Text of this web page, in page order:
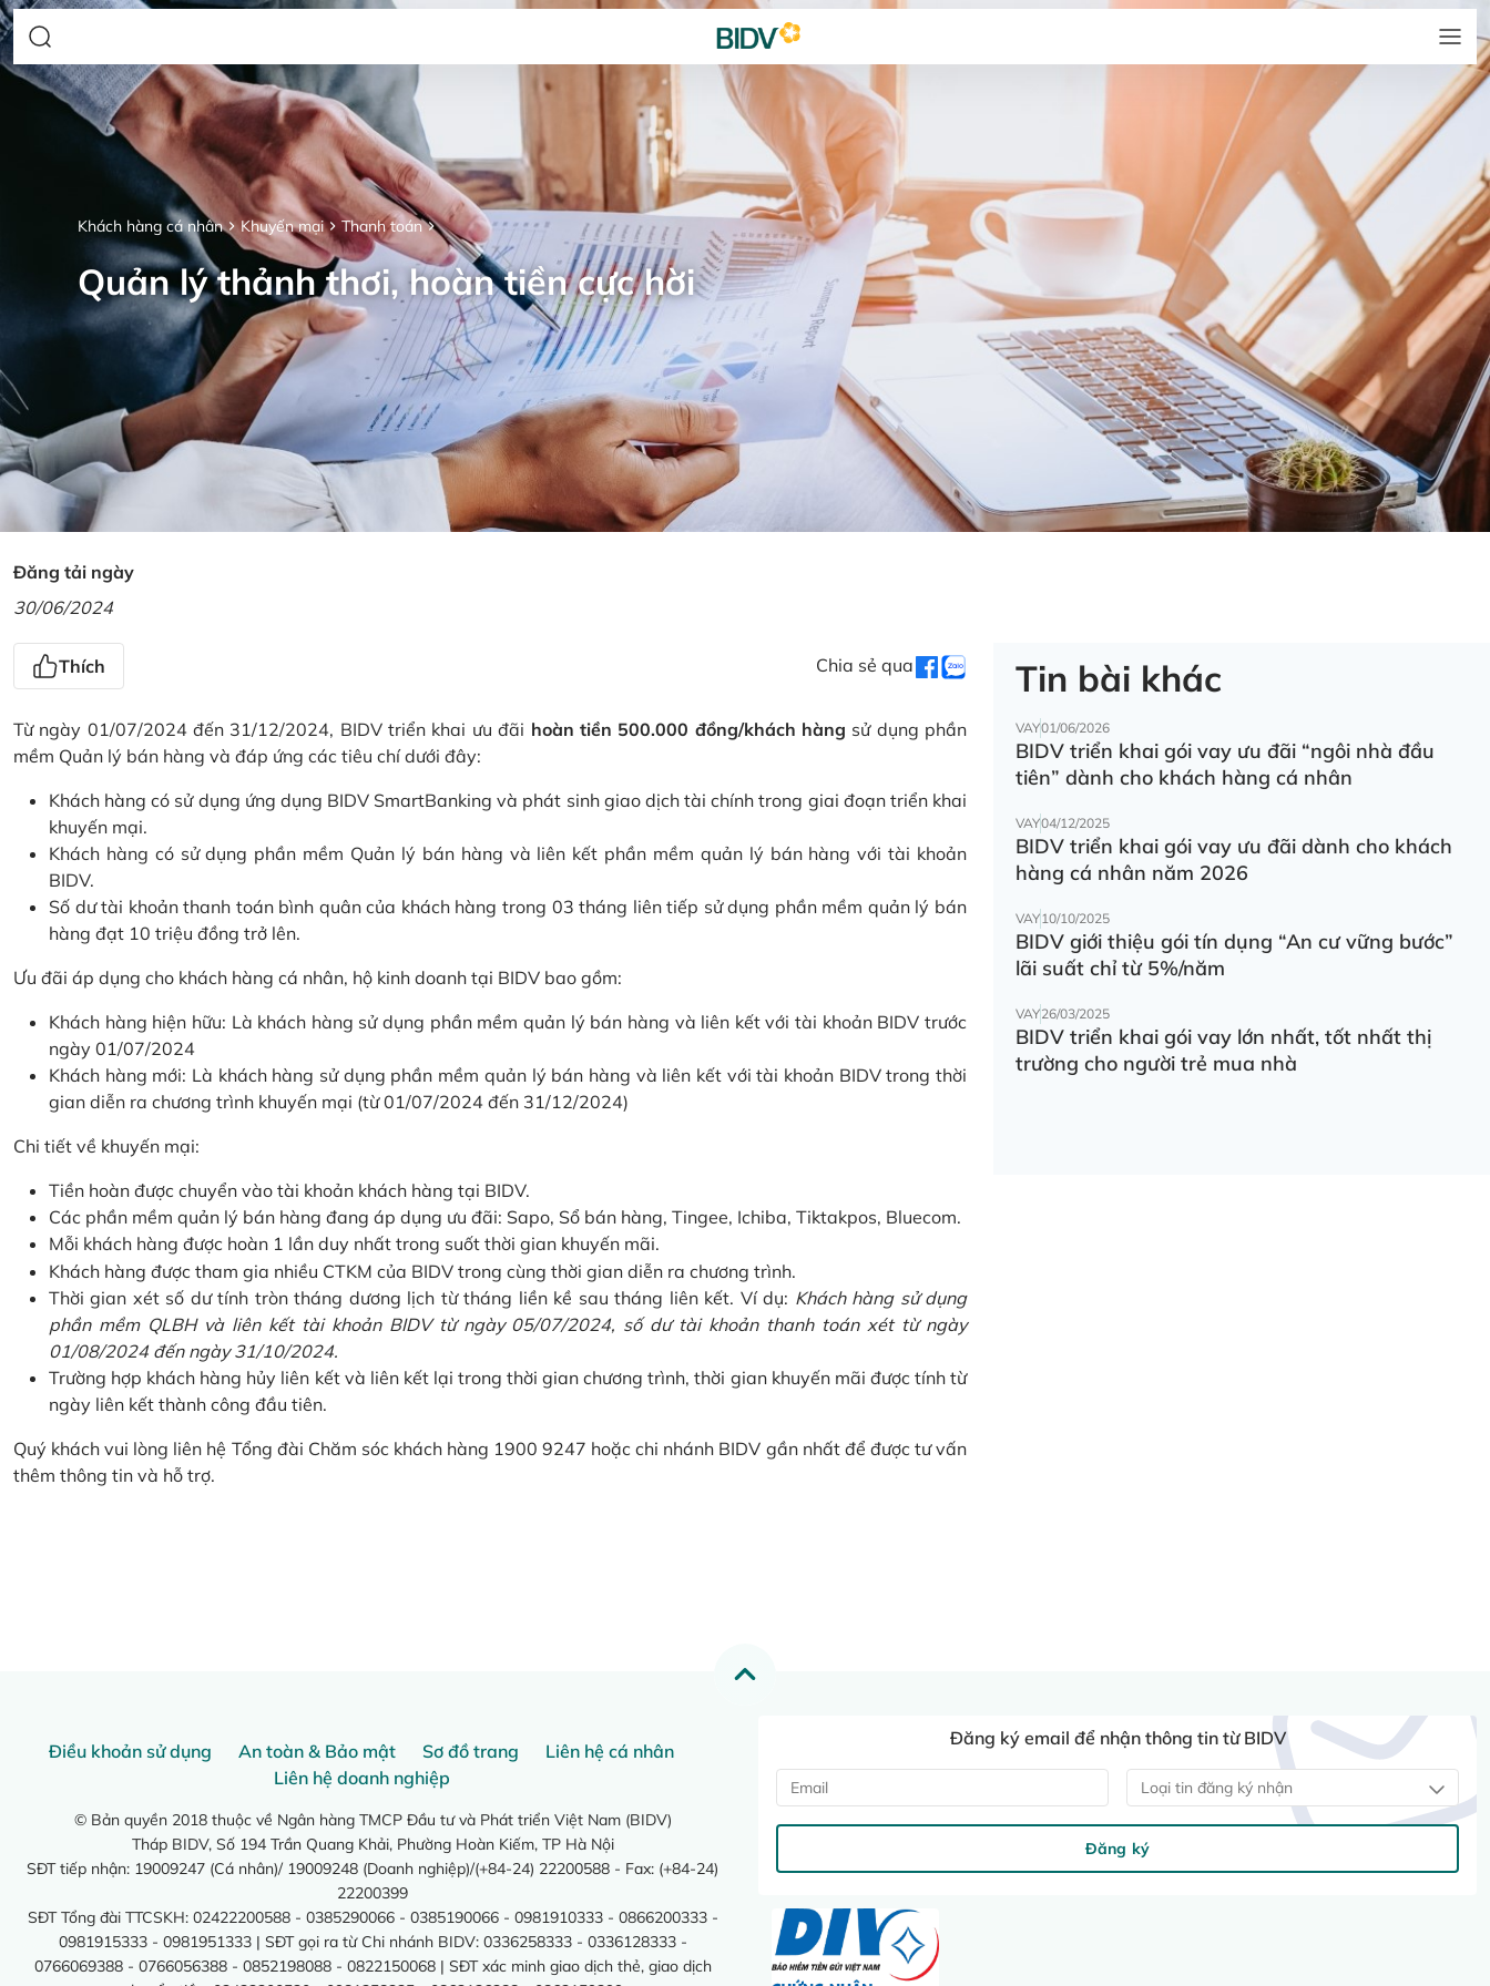
Khách hàng cá nhân Khuyến mại Thanh toán
Quản lý thảnh thơi, hoàn tiền cực hời
Đăng tải ngày
30/06/2024
Thích Chia sẻ qua
Từ ngày 01/07/2024 đến 31/12/2024, BIDV triển khai ưu đãi hoàn tiền 500.000 đồng/khách hàng sử dụng phần
mềm Quản lý bán hàng và đáp ứng các tiêu chí dưới đây:
Khách hàng có sử dụng ứng dụng BIDV SmartBanking và phát sinh giao dịch tài chính trong giai đoạn triển khai
khuyến mại.
Khách hàng có sử dụng phần mềm Quản lý bán hàng và liên kết phần mềm quản lý bán hàng với tài khoản
BIDV.
Số dư tài khoản thanh toán bình quân của khách hàng trong 03 tháng liên tiếp sử dụng phần mềm quản lý bán
hàng đạt 10 triệu đồng trở lên.
Ưu đãi áp dụng cho khách hàng cá nhân, hộ kinh doanh tại BIDV bao gồm:
Khách hàng hiện hữu: Là khách hàng sử dụng phần mềm quản lý bán hàng và liên kết với tài khoản BIDV trước
ngày 01/07/2024
Khách hàng mới: Là khách hàng sử dụng phần mềm quản lý bán hàng và liên kết với tài khoản BIDV trong thời
gian diễn ra chương trình khuyến mại (từ 01/07/2024 đến 31/12/2024)
Chi tiết về khuyến mại:
Tiền hoàn được chuyển vào tài khoản khách hàng tại BIDV.
Các phần mềm quản lý bán hàng đang áp dụng ưu đãi: Sapo, Sổ bán hàng, Tingee, Ichiba, Tiktakpos, Bluecom.
Mỗi khách hàng được hoàn 1 lần duy nhất trong suốt thời gian khuyến mãi.
Khách hàng được tham gia nhiều CTKM của BIDV trong cùng thời gian diễn ra chương trình.
Thời gian xét số dư tính tròn tháng dương lịch từ tháng liền kề sau tháng liên kết. Ví dụ: Khách hàng sử dụng
phần mềm QLBH và liên kết tài khoản BIDV từ ngày 05/07/2024, số dư tài khoản thanh toán xét từ ngày
01/08/2024 đến ngày 31/10/2024.
Trường hợp khách hàng hủy liên kết và liên kết lại trong thời gian chương trình, thời gian khuyến mãi được tính từ
ngày liên kết thành công đầu tiên.
Quý khách vui lòng liên hệ Tổng đài Chăm sóc khách hàng 1900 9247 hoặc chi nhánh BIDV gần nhất để được tư vấn
thêm thông tin và hỗ trợ.
Tin bài khác
VAY01/06/2026
BIDV triển khai gói vay ưu đãi “ngôi nhà đầu
tiên” dành cho khách hàng cá nhân
VAY04/12/2025
BIDV triển khai gói vay ưu đãi dành cho khách
hàng cá nhân năm 2026
VAY10/10/2025
BIDV giới thiệu gói tín dụng “An cư vững bước”
lãi suất chỉ từ 5%/năm
VAY26/03/2025
BIDV triển khai gói vay lớn nhất, tốt nhất thị
trường cho người trẻ mua nhà
Điều khoản sử dụng An toàn & Bảo mật Sơ đồ trang
Liên hệ cá nhân
Liên hệ doanh nghiệp
© Bản quyền 2018 thuộc về Ngân hàng TMCP Đầu tư và Phát triển Việt Nam (BIDV)
Tháp BIDV, Số 194 Trần Quang Khải, Phường Hoàn Kiếm, TP Hà Nội
SĐT tiếp nhận: 19009247 (Cá nhân)/ 19009248 (Doanh nghiệp)/(+84-24) 22200588 - Fax: (+84-24)
22200399
SĐT Tổng đài TTCSKH: 02422200588 - 0385290066 - 0385190066 - 0981910333 - 0866200333 -
0981915333 - 0981951333 | SĐT gọi ra từ Chi nhánh BIDV: 0336258333 - 0336128333 -
0766069388 - 0766056388 - 0852198088 - 0822150068 | SĐT xác minh giao dịch thẻ, giao dịch
Đăng ký email để nhận thông tin từ BIDV
Loại tin đăng ký nhận
Đăng ký